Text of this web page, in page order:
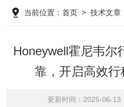
当前位置：首页 >技术文章
Honeywell霍尼韦尔
靠，开启高效
更新时间：2025-06-